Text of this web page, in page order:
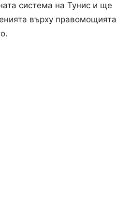
система на Тунис и ще
върху правомощията